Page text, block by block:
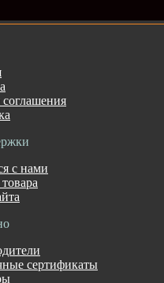
соглашения
с нами
сертификаты